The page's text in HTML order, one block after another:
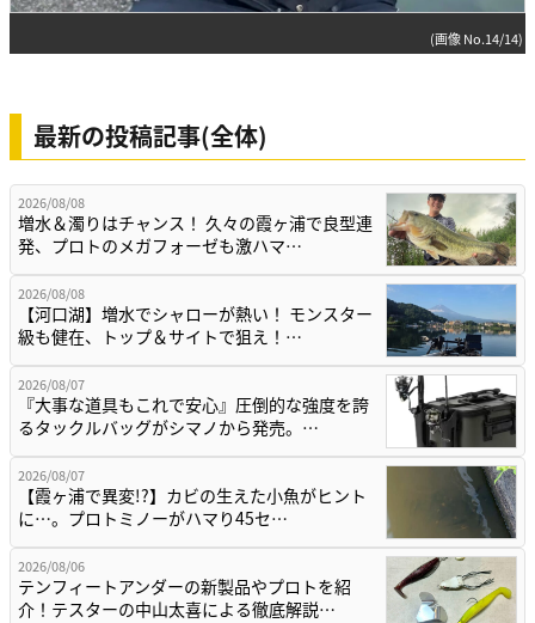
(画像 No.14/14)
最新の投稿記事(全体)
2026/08/08
増水＆濁りはチャンス！ 久々の霞ヶ浦で良型連
発、プロトのメガフォーゼも激ハマ…
2026/08/08
【河口湖】増水でシャローが熱い！ モンスター
級も健在、トップ＆サイトで狙え！…
2026/08/07
『大事な道具もこれで安心』圧倒的な強度を誇
るタックルバッグがシマノから発売。…
2026/08/07
【霞ヶ浦で異変!?】カビの生えた小魚がヒント
に…。プロトミノーがハマり45セ…
2026/08/06
テンフィートアンダーの新製品やプロトを紹
介！テスターの中山太喜による徹底解説…